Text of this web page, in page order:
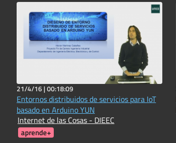
21/4/16 |00:18:09
Entornos distribuidos de servicios para IoT
basado en Arduino YUN
Internet de las Cosas - DIEEC
aprende+